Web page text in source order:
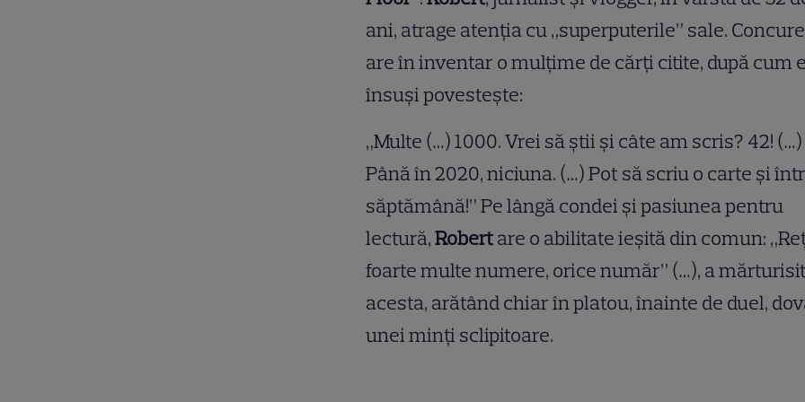
ani, atrage atenția cu „superputerile” sale.
are în inventar o mulțime de cărți citite, după cum
însuși povestește:
„Multe (…) 1000. Vrei să știi și câte am scris? 42! (…)
Până în 2020, niciuna. (…) Pot să scriu o carte și
săptămână!” Pe lângă condei și pasiunea pentru
lectură,Robertare o abilitate ieșită din comun:
foarte multe numere, orice număr” (…), a mărturisit
acesta, arătând chiar în platou, înainte de duel,
unei minți sclipitoare.